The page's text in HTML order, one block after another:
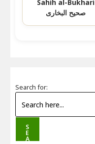
Sahih al-Bukhari
صحیح البخاری
Search for:
S
E
A